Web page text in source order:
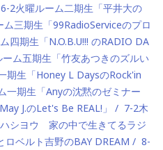
6-2火曜ルーム二期生「平井大の
ム三期生「99RadioServiceのプロ
四期生「N.O.B.U!!! のRADIO DA
ム五期生「竹友あつきのズルい
期生「Honey L DaysのRock'in
一期生「Anyの沈黙のゼミナー
J.のLet's Be REAL!」
7-2木
シヨウ 家の中で生きてるラジ
ベルト吉野のBAY DREAM
8-